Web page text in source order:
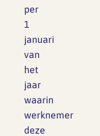
per
1
januari
van
het
jaar
waarin
werknemer
deze